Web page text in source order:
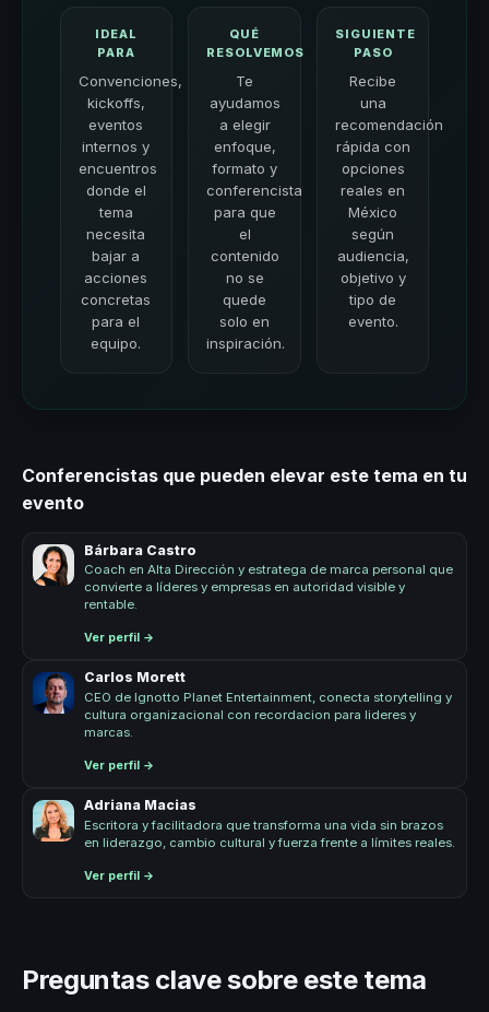
IDEAL
PARA
Convenciones,
kickoffs,
eventos
internos y
encuentros
donde el
tema
necesita
bajar a
acciones
concretas
para el
equipo.
QUÉ
RESOLVEMOS
Te
ayudamos
a elegir
enfoque,
formato y
conferencista
para que
el
contenido
no se
quede
solo en
inspiración.
SIGUIENTE
PASO
Recibe
una
recomendación
rápida con
opciones
reales en
México
según
audiencia,
objetivo y
tipo de
evento.
Conferencistas que pueden elevar este tema en tu
evento
Bárbara Castro
Coach en Alta Dirección y estratega de marca personal que
convierte a líderes y empresas en autoridad visible y
rentable.
Ver perfil →
Carlos Morett
CEO de Ignotto Planet Entertainment, conecta storytelling y
cultura organizacional con recordacion para lideres y
marcas.
Ver perfil →
Adriana Macias
Escritora y facilitadora que transforma una vida sin brazos
en liderazgo, cambio cultural y fuerza frente a límites reales.
Ver perfil →
Preguntas clave sobre este tema